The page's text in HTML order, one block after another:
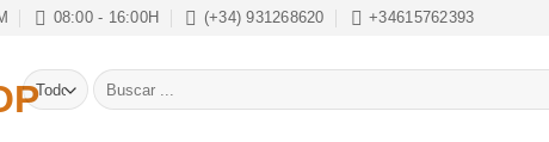
08:00 - 16:00H (+34) 931268620 +34615762393
Buscar
por: